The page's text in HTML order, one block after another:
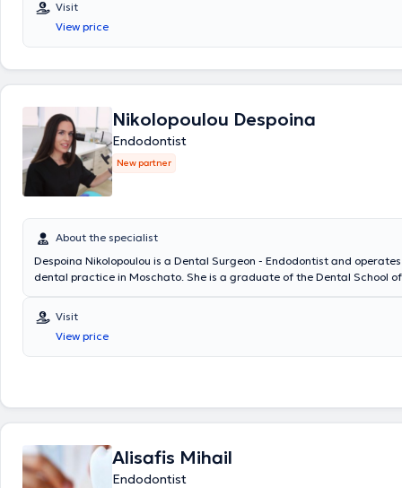
αποκλειστικά στην Ενδοδοντία, με έμφαση στη διάγνωση και
ενδοδοντικών περιστατικών, αξιοποιώντας σύγχρονες τεχνικές και
Visit
View price
Nikolopoulou Despoina
Endodontist
New partner
About the specialist
Despoina Nikolopoulou is a Dental Surgeon - Endodontist and
dental practice in Moschato. She is a graduate of the Dental School
Endodontics from the University of Central Lancashire. She has
and training, having worked in major clinics in both Greece and the
Visit
View price
Alisafis Mihail
Endodontist